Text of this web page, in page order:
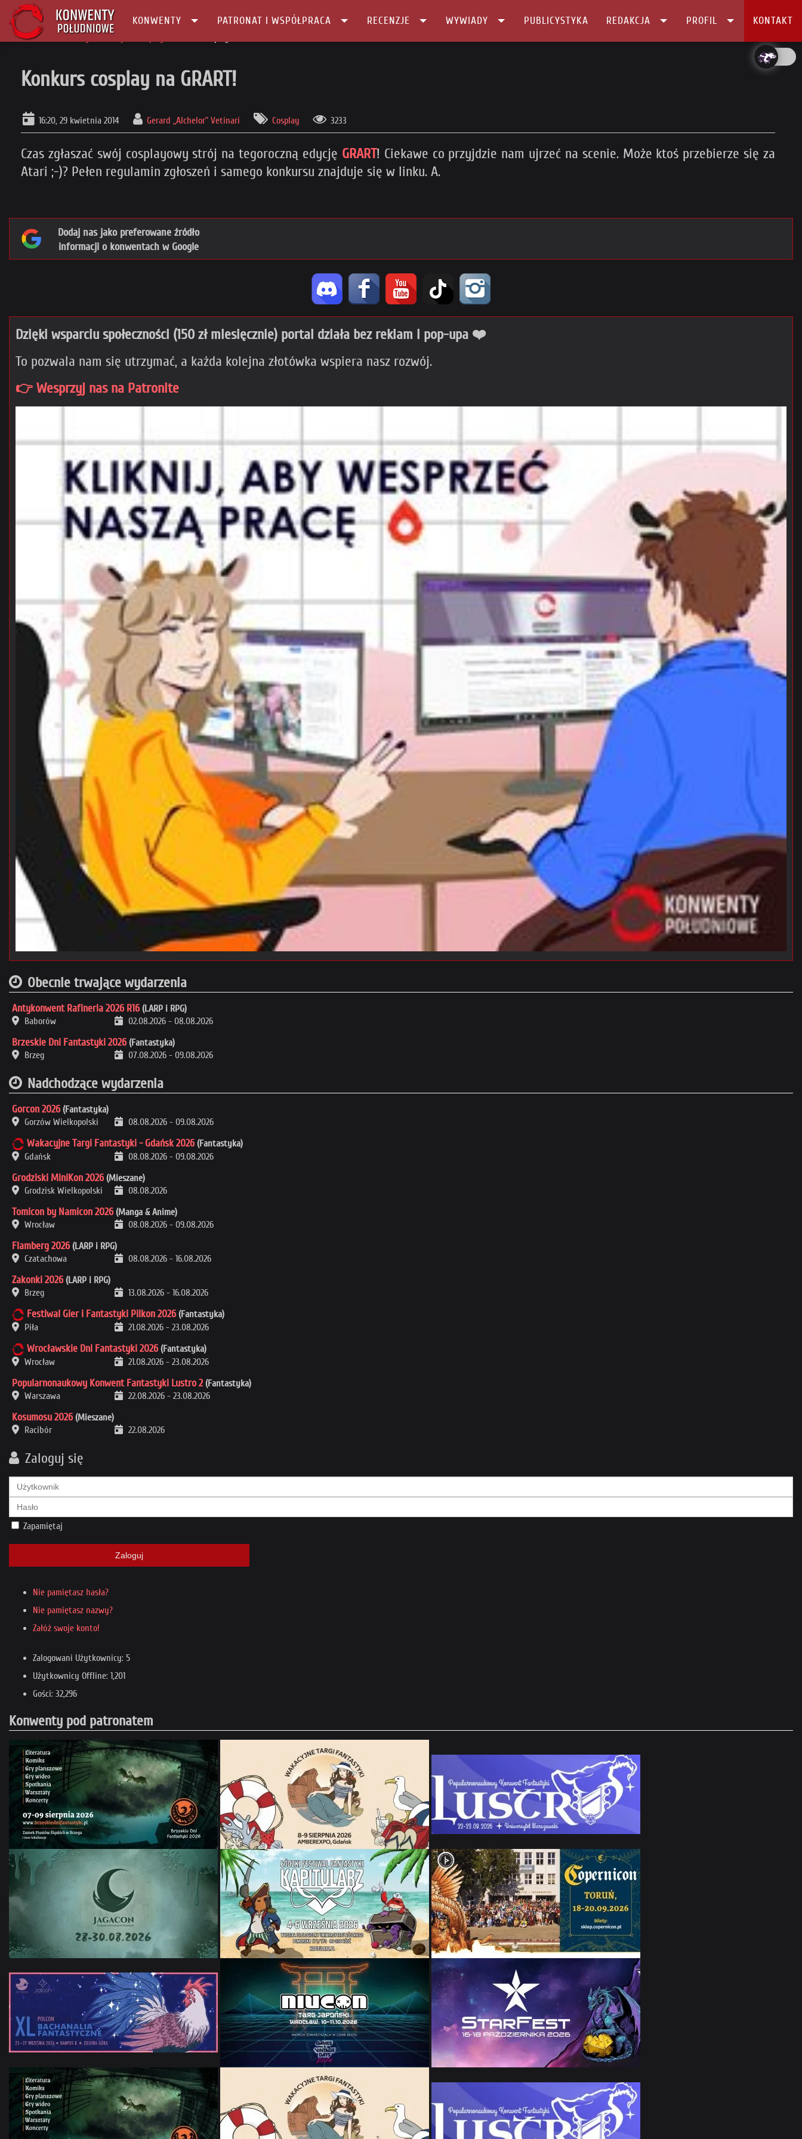
KONWENTY PATRONAT I WSPÓŁPRACA RECENZJE WYWIADY PUBLICYSTYKA REDAKCJA PROFIL KONTAKT
Główna
Konkurs cosplay na GRART!
16:20, 29 kwietnia 2014 Gerard „Alchelor” Vetinari Cosplay 3233
Czas zgłaszać swój cosplayowy strój na tegoroczną edycję GRART! Ciekawe co przyjdzie nam ujrzeć na scenie. Może ktoś przebierze się za
Atari ;-)? Pełen regulamin zgłoszeń i samego konkursu znajduje się w linku. A.
Dodaj nas jako preferowane źródło
informacji o konwentach w Google
Dzięki wsparciu społeczności (150 zł miesięcznie) portal działa bez reklam i pop-upa ❤️
To pozwala nam się utrzymać, a każda kolejna złotówka wspiera nasz rozwój.
👉 Wesprzyj nas na Patronite
Obecnie trwające wydarzenia
Antykonwent Rafineria 2026 R16 (LARP i RPG)
Baborów
02.08.2026 - 08.08.2026
Brzeskie Dni Fantastyki 2026 (Fantastyka)
Brzeg
07.08.2026 - 09.08.2026
Nadchodzące wydarzenia
Gorcon 2026 (Fantastyka)
Gorzów Wielkopolski
08.08.2026 - 09.08.2026
Wakacyjne Targi Fantastyki - Gdańsk 2026 (Fantastyka)
Gdańsk
08.08.2026 - 09.08.2026
Grodziski MiniKon 2026 (Mieszane)
Grodzisk Wielkopolski
08.08.2026
Tomicon by Namicon 2026 (Manga & Anime)
Wrocław
08.08.2026 - 09.08.2026
Flamberg 2026 (LARP i RPG)
Czatachowa
08.08.2026 - 16.08.2026
Zakonki 2026 (LARP i RPG)
Brzeg
13.08.2026 - 16.08.2026
Festiwal Gier i Fantastyki Pilkon 2026 (Fantastyka)
Piła
21.08.2026 - 23.08.2026
Wrocławskie Dni Fantastyki 2026 (Fantastyka)
Wrocław
21.08.2026 - 23.08.2026
Popularnonaukowy Konwent Fantastyki Lustro 2 (Fantastyka)
Warszawa
22.08.2026 - 23.08.2026
Kosumosu 2026 (Mieszane)
Racibór
22.08.2026
Zaloguj się
Zapamiętaj
Zaloguj
Nie pamiętasz hasła?
Nie pamiętasz nazwy?
Załóż swoje konto!
Zalogowani Użytkownicy: 5
Użytkownicy Offline: 1,201
Gości: 32,296
Konwenty pod patronatem